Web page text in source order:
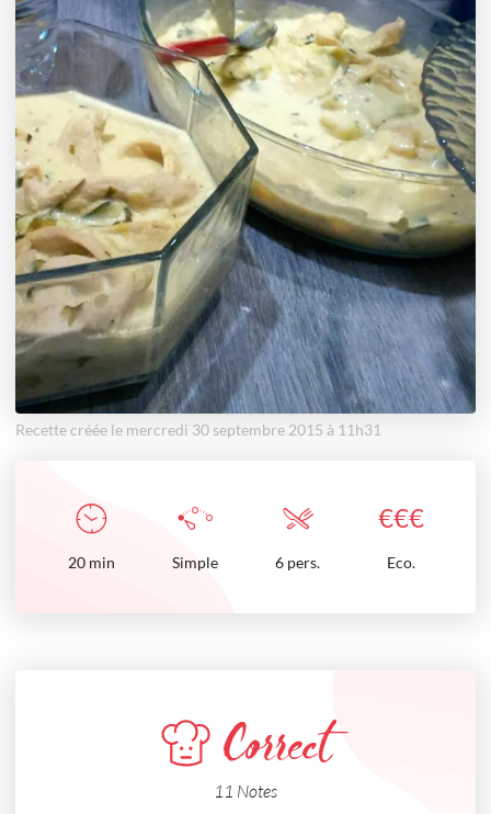
Recette créée le mercredi 30 septembre 2015 à 11h31
€€€
20 min Simple 6 pers. Eco.
Correct
11 Notes